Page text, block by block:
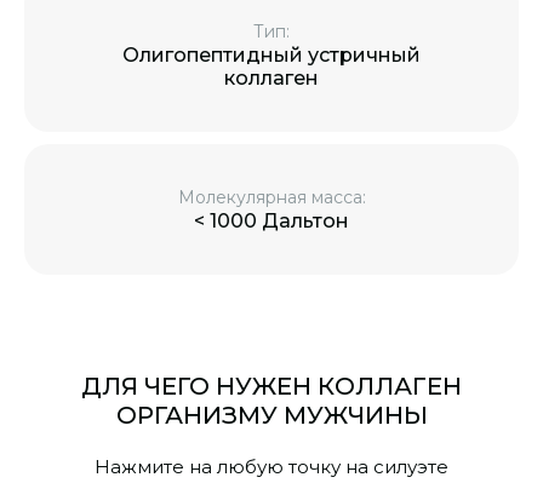
Тип:
Олигопептидный устричный
коллаген
Молекулярная масса:
< 1000 Дальтон
ДЛЯ ЧЕГО НУЖЕН КОЛЛАГЕН
ОРГАНИЗМУ МУЖЧИНЫ
Нажмите на любую точку на силуэте